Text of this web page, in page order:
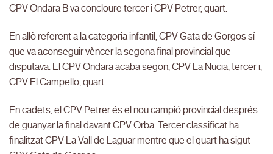
CPV Ondara B va concloure tercer i CPV Petrer, quart.
En allò referent a la categoria infantil, CPV Gata de Gorgos sí
que va aconseguir vèncer la segona final provincial que
disputava. El CPV Ondara acaba segon, CPV La Nucia, tercer i,
CPV El Campello, quart.
En cadets, el CPV Petrer és el nou campió provincial després
de guanyar la final davant CPV Orba. Tercer classificat ha
finalitzat CPV La Vall de Laguar mentre que el quart ha sigut